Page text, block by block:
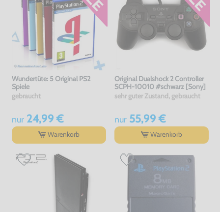
Wundertüte: 5 Original PS2
Spiele
gebraucht
nur24,99 €
Warenkorb
Original Dualshock 2 Controller
SCPH-10010 #schwarz [Sony]
sehr guter Zustand, gebraucht
nur55,99 €
Warenkorb